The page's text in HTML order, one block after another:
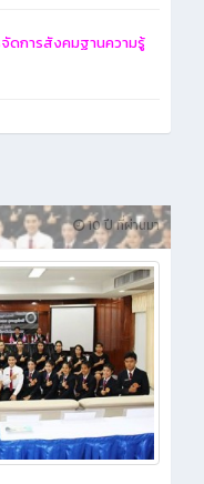
ดการสังคมฐานความรู้
10 ปี ที่ผ่านมา